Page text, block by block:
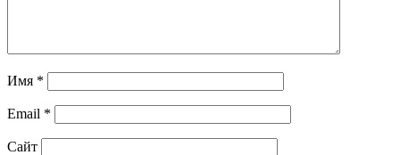
Имя *
Email *
Сайт